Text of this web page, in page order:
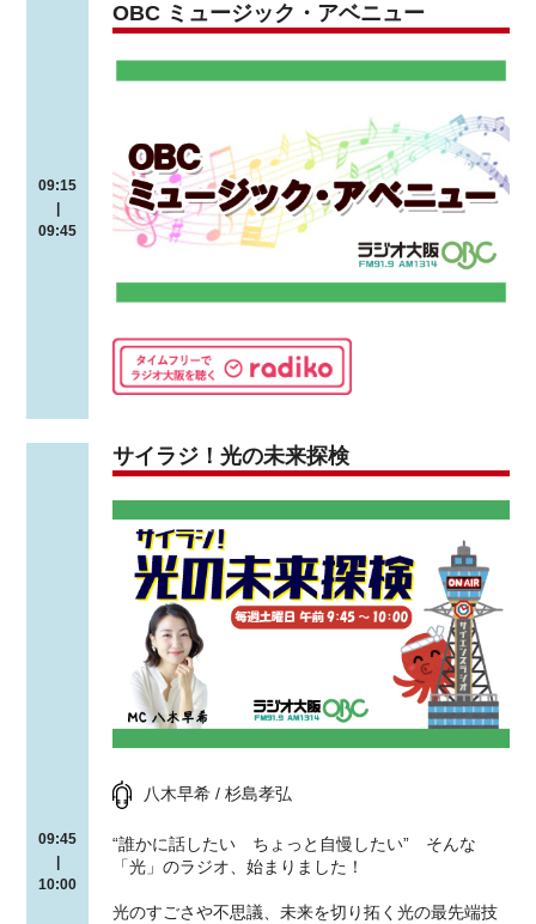
09:15
09:45
OBC ミュージック・アベニュー
09:45
10:00
サイラジ！光の未来探検
八木早希 / 杉島孝弘
“誰かに話したい ちょっと自慢したい” そんな
「光」のラジオ、始まりました！
光のすごさや不思議、未来を切り拓く光の最先端技